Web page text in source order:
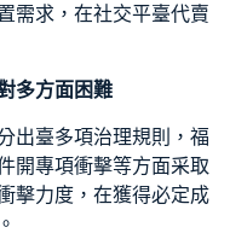
需求，在社交平臺代賣
多方面困難
出臺多項治理規則，福
開專項衝擊等方面采取
擊力度，在獲得必定成